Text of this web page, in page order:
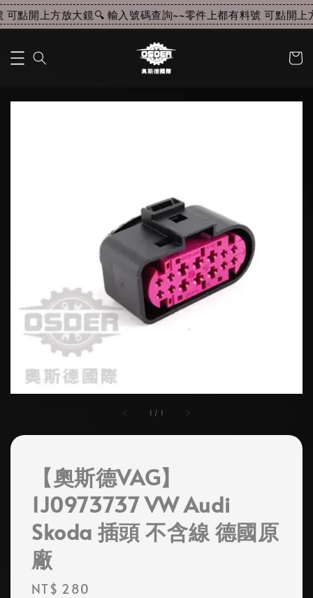
點開上方放大鏡🔍 輸入號碼查詢~~零件上都有料號 可點開上
1 / 1
【奧斯德VAG】
1J0973737 VW Audi
Skoda 插頭 不含線 德國原
廠
Regular
NT$ 280